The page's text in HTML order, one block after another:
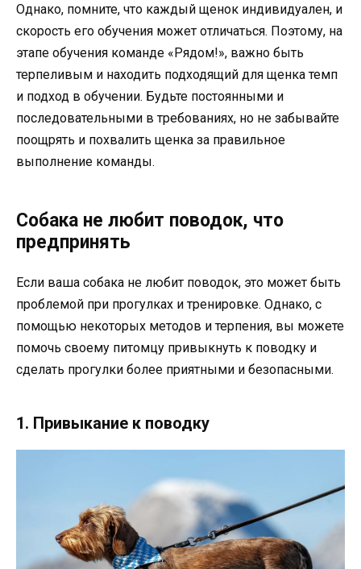
Однако, помните, что каждый щенок индивидуален, и
скорость его обучения может отличаться. Поэтому, на
этапе обучения команде «Рядом!», важно быть
терпеливым и находить подходящий для щенка темп
и подход в обучении. Будьте постоянными и
последовательными в требованиях, но не забывайте
поощрять и похвалить щенка за правильное
выполнение команды.
Собака не любит поводок, что
предпринять
Если ваша собака не любит поводок, это может быть
проблемой при прогулках и тренировке. Однако, с
помощью некоторых методов и терпения, вы можете
помочь своему питомцу привыкнуть к поводку и
сделать прогулки более приятными и безопасными.
1. Привыкание к поводку